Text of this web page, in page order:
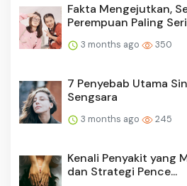
Fakta Mengejutkan,
Perempuan Paling
3 months ago 350
7 Penyebab Utama
Sengsara
3 months ago 245
Kenali Penyakit yang
dan Strategi Pence...